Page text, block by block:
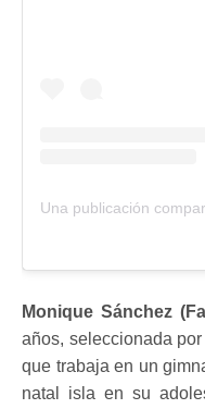
Monique Sánchez
años, seleccionada
que trabaja en un
natal isla en su